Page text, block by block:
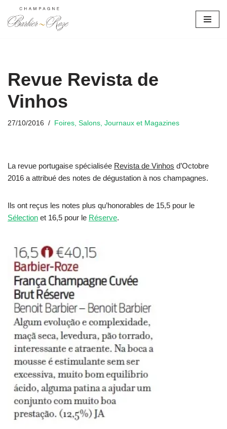
Aller
Revue Revista de
Vinhos
27/10/2016 Foires, Salons, Journaux et Magazines
La revue portugaise spécialisée Revista de Vinhos d’Octobre
2016 a attribué des notes de dégustation à nos champagnes.
Ils ont reçus les notes plus qu’honorables de 15,5 pour le
Sélection et 16,5 pour le Réserve.